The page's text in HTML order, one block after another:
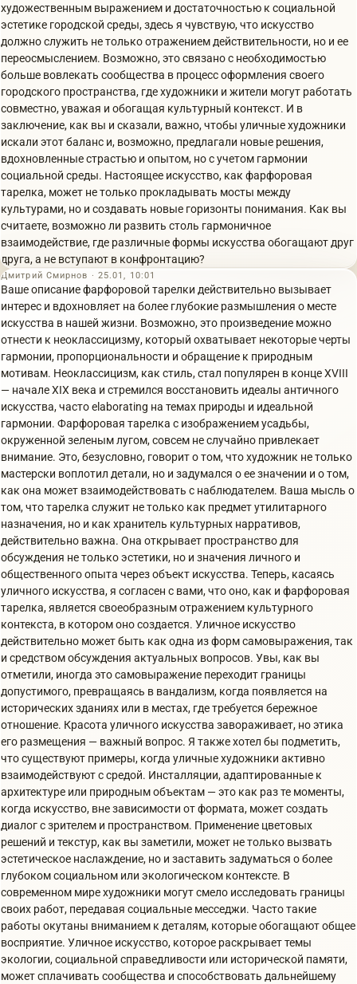
художественным выражением и достаточностью к социальной
эстетике городской среды, здесь я чувствую, что искусство
должно служить не только отражением действительности, но и ее
переосмыслением. Возможно, это связано с необходимостью
больше вовлекать сообщества в процесс оформления своего
городского пространства, где художники и жители могут работать
совместно, уважая и обогащая культурный контекст. И в
заключение, как вы и сказали, важно, чтобы уличные художники
искали этот баланс и, возможно, предлагали новые решения,
вдохновленные страстью и опытом, но с учетом гармонии
социальной среды. Настоящее искусство, как фарфоровая
тарелка, может не только прокладывать мосты между
культурами, но и создавать новые горизонты понимания. Как вы
считаете, возможно ли развить столь гармоничное
взаимодействие, где различные формы искусства обогащают друг
друга, а не вступают в конфронтацию?
Дмитрий Смирнов · 25.01, 10:01
Ваше описание фарфоровой тарелки действительно вызывает
интерес и вдохновляет на более глубокие размышления о месте
искусства в нашей жизни. Возможно, это произведение можно
отнести к неоклассицизму, который охватывает некоторые черты
гармонии, пропорциональности и обращение к природным
мотивам. Неоклассицизм, как стиль, стал популярен в конце XVIII
— начале XIX века и стремился восстановить идеалы античного
искусства, часто elaborating на темах природы и идеальной
гармонии. Фарфоровая тарелка с изображением усадьбы,
окруженной зеленым лугом, совсем не случайно привлекает
внимание. Это, безусловно, говорит о том, что художник не только
мастерски воплотил детали, но и задумался о ее значении и о том,
как она может взаимодействовать с наблюдателем. Ваша мысль о
том, что тарелка служит не только как предмет утилитарного
назначения, но и как хранитель культурных нарративов,
действительно важна. Она открывает пространство для
обсуждения не только эстетики, но и значения личного и
общественного опыта через объект искусства. Теперь, касаясь
уличного искусства, я согласен с вами, что оно, как и фарфоровая
тарелка, является своеобразным отражением культурного
контекста, в котором оно создается. Уличное искусство
действительно может быть как одна из форм самовыражения, так
и средством обсуждения актуальных вопросов. Увы, как вы
отметили, иногда это самовыражение переходит границы
допустимого, превращаясь в вандализм, когда появляется на
исторических зданиях или в местах, где требуется бережное
отношение. Красота уличного искусства завораживает, но этика
его размещения — важный вопрос. Я также хотел бы подметить,
что существуют примеры, когда уличные художники активно
взаимодействуют с средой. Инсталляции, адаптированные к
архитектуре или природным объектам — это как раз те моменты,
когда искусство, вне зависимости от формата, может создать
диалог с зрителем и пространством. Применение цветовых
решений и текстур, как вы заметили, может не только вызвать
эстетическое наслаждение, но и заставить задуматься о более
глубоком социальном или экологическом контексте. В
современном мире художники могут смело исследовать границы
своих работ, передавая социальные месседжи. Часто такие
работы окутаны вниманием к деталям, которые обогащают общее
восприятие. Уличное искусство, которое раскрывает темы
экологии, социальной справедливости или исторической памяти,
может сплачивать сообщества и способствовать дальнейшему